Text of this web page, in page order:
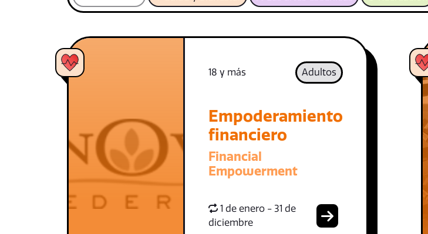
18 y más Adultos
Empoderamiento
financiero
Financial
Empowerment
1 de enero - 31 de
diciembre